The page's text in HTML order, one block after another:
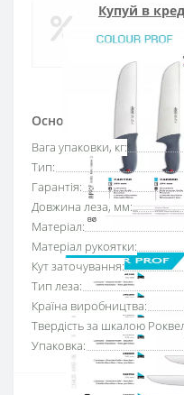
Основні характеристики
Вага упаковки, кг:
Тип:
Гарантія:
Довжина леза, мм:
Матеріал:
Матеріал рукоятки:
Кут заточування:
Тип леза:
Країна виробництва:
Твердість за шкалою
Упаковка:
Купуй в
Оплата
від ПриватБанку